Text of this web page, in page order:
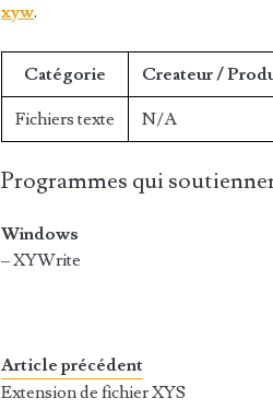
xyw.
Catégorie Createur /
Fichiers texte N/A
Programmes qui
Windows
– XYWrite
Article précédent
Extension de fichier XYS